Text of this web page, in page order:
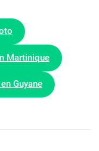
Martinique
Guyane